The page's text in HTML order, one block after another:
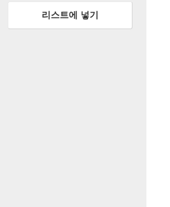
리스트에 넣기